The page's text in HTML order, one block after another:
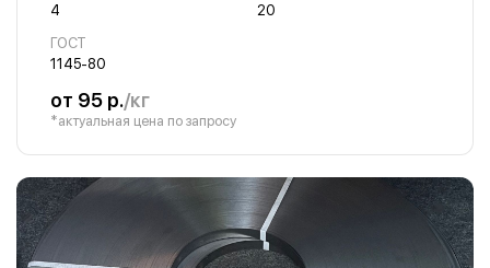
4
20
ГОСТ
1145-80
от 95 р./кг
*актуальная цена по запросу